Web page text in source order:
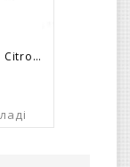
Тормозные Цилиндры Задние Citroen ZX .Xsara